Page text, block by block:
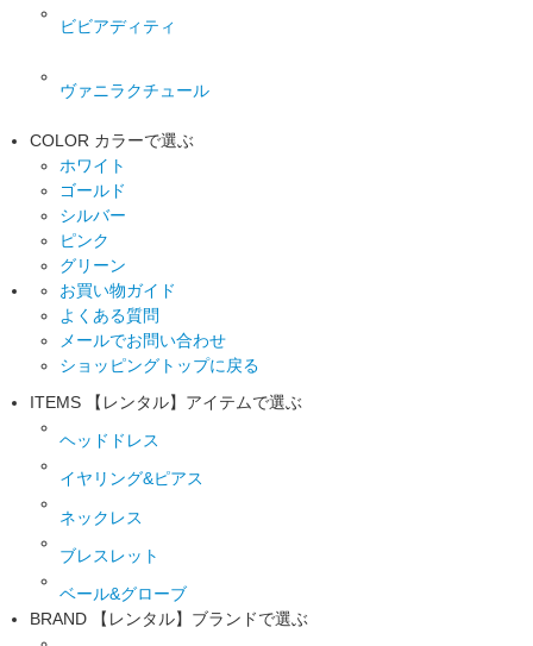
ビビアディティ
ヴァニラクチュール
COLOR カラーで選ぶ
ホワイト
ゴールド
シルバー
ピンク
グリーン
お買い物ガイド
よくある質問
メールでお問い合わせ
ショッピングトップに戻る
ITEMS
【レンタル】アイテムで選ぶ
ヘッドドレス
イヤリング&ピアス
ネックレス
ブレスレット
ベール&グローブ
BRAND
【レンタル】ブランドで選ぶ